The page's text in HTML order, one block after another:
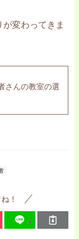
変わってきま
さんの教室の選
！